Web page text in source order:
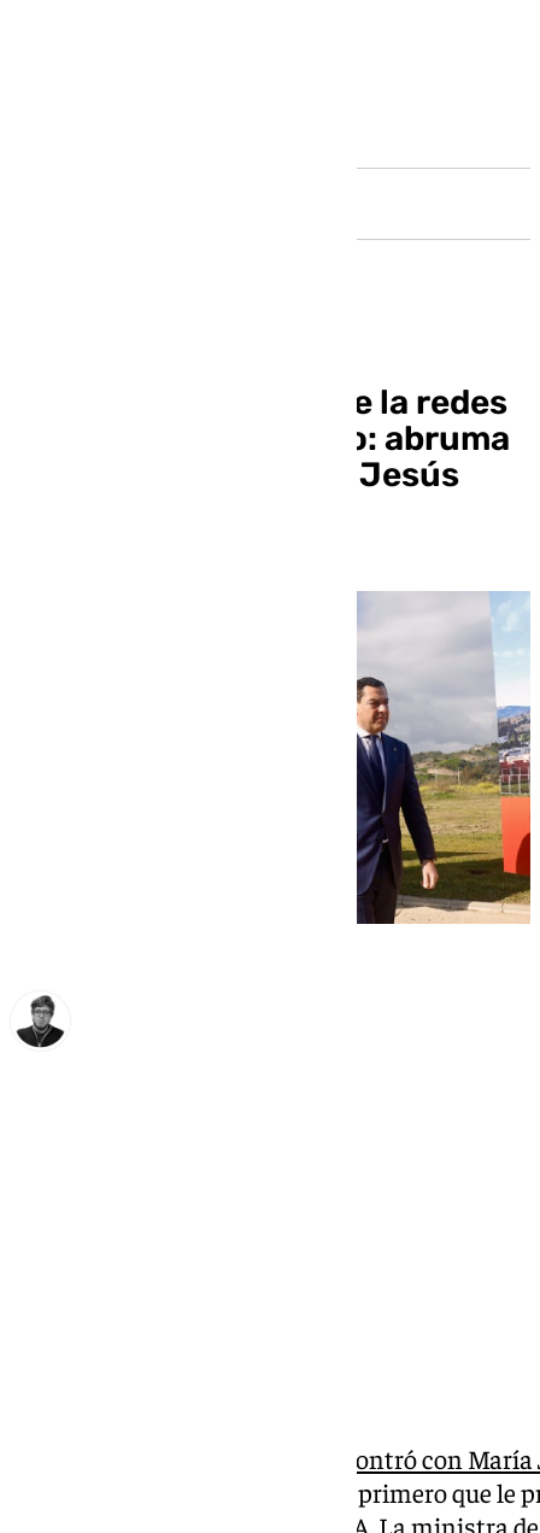
La batalla andaluza de la redes
es de Juanma Moreno: abruma
en ‘followers’ a María Jesús
Juanma Moreno se encontró con
pasado para el acto del IMEC lo primero que le